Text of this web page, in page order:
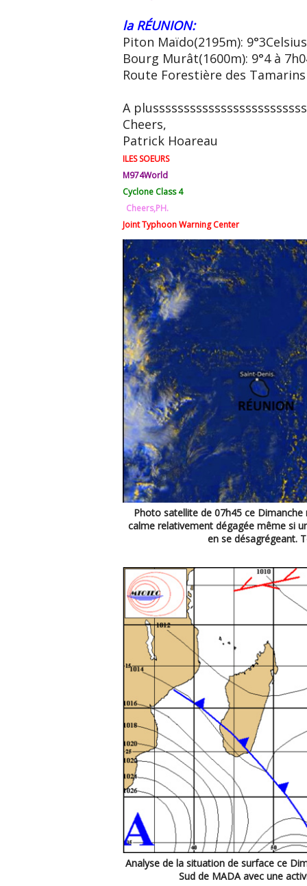
la RÉUNION:
Piton Maïdo(2195m):
Bourg Murât(1600m): 9°4 à
Route Forestière des
A
Cheers,
Patrick Hoareau
ILES SOEURS
M974World
Cyclone Class 4
Cheers,PH.
Joint Typhoon Warning Center
Photo satellite de 07h45 ce Dimanche
calme relativement dégagée même si
en se désagrégeant.
Analyse de la situation de surface ce
Sud de MADA avec une